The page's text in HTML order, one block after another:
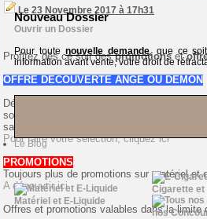
Nouveau Dossier
Ouvrir un Dossier
Pour toute nouvelle demande, que ce
information avant vente, votre droit de
Le Blog
Matériel et E-Liquide
Cigarette et
nos
Le 23 Novembre 2017 à 17h31
Profitez dès ce soir despromotionset
OFFRE DECOUVERTE ANGE OU DEMON
Découvrez la gamme de eliquide Ange ou
souhaitez découvrir et faites-nous part de
saveurs qui vous tentent! Sans instructions
Pour faire votre sélection, cliquez ici
PROMOTIONS
Toujours plus de promotions sur matériel
A découvrir ici
Offres et promotions valables dans la